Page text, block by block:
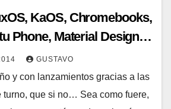
KaOS, Chromebooks,
Phone, Material Design…
GUSTAVO
y con lanzamientos gracias a las
turno, que si no… Sea como fuere,